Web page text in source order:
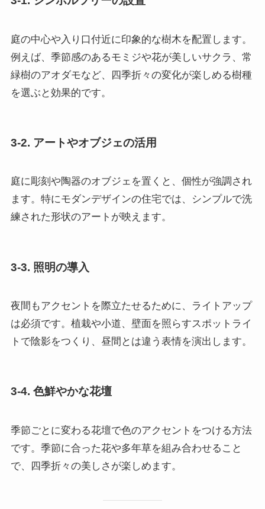
庭の中心や入り口付近に印象的な樹木を配置します。
例えば、季節感のあるモミジや花が美しいサクラ、常
緑樹のアオダモなど、四季折々の変化が楽しめる樹種
を選ぶと効果的です。
3-2. アートやオブジェの活用
庭に彫刻や陶器のオブジェを置くと、個性が強調され
ます。特にモダンデザインの住宅では、シンプルで洗
練された形状のアートが映えます。
3-3. 照明の導入
夜間もアクセントを際立たせるために、ライトアップ
は必須です。植栽や小道、壁面を照らすスポットライ
トで陰影をつくり、昼間とは違う表情を演出します。
3-4. 色鮮やかな花壇
季節ごとに変わる花壇で色のアクセントをつける方法
です。季節に合った花や多年草を組み合わせること
で、四季折々の美しさが楽しめます。